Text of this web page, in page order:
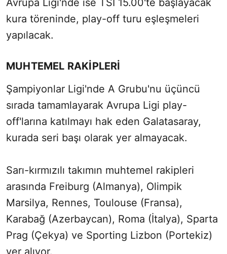
Avrupa Ligi'nde ise TSİ 15.00'te başlayacak
kura töreninde, play-off turu eşleşmeleri
yapılacak.
MUHTEMEL RAKİPLERİ
Şampiyonlar Ligi'nde A Grubu'nu üçüncü
sırada tamamlayarak Avrupa Ligi play-
off'larına katılmayı hak eden Galatasaray,
kurada seri başı olarak yer almayacak.
Sarı-kırmızılı takımın muhtemel rakipleri
arasında Freiburg (Almanya), Olimpik
Marsilya, Rennes, Toulouse (Fransa),
Karabağ (Azerbaycan), Roma (İtalya), Sparta
Prag (Çekya) ve Sporting Lizbon (Portekiz)